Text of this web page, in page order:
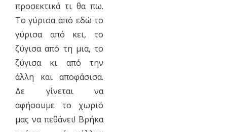
προσεκτικά τι θα πω.
Το γύρισα από εδώ το
γύρισα από κει, το
ζύγισα από τη μια, το
ζύγισα κι από την
άλλη και αποφάσισα.
Δε γίνεται να
αφήσουμε το χωριό
μας να πεθάνει! Βρήκα